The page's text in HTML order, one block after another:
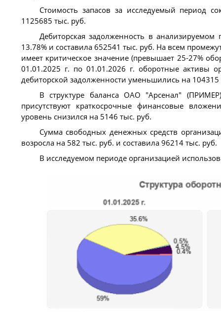
Стоимость запасов за исследуемый период
1125685 тыс. руб.
Дебиторская задолженность в
13.78% и составила 652541 тыс. руб. На всем
имеет критическое значение (превышает 25-27%
01.01.2025 г. по 01.01.2026 г. оборотные активы
дебиторской задолженности уменьшились на 104315
В структуре баланса ОАО "Арсенал"
присутствуют краткосрочные финансовые
уровень снизился на 5146 тыс. руб.
Сумма свободных денежных средств
возросла на 582 тыс. руб. и составила 96214 тыс. руб.
В исследуемом периоде организацией